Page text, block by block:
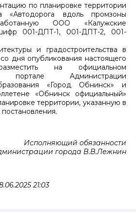
по планировке территории
«Автодорога вдоль промзоны
ООО «Калужские
001-ДПТ-1, 001-ДПТ-2, 001-
и градостроительства в
дня опубликования настоящего
на официальном
портале Администрации
«Город Обнинск» и
«Обнинск официальный»
территории, указанную в
Исполняющий обязанности
города В.В.Лежнин
21:03